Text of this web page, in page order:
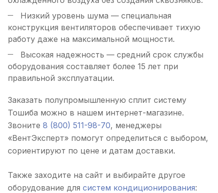
Низкий уровень шума — специальная
конструкция вентиляторов обеспечивает тихую
работу даже на максимальной мощности.
Высокая надежность — средний срок службы
оборудования составляет более 15 лет при
правильной эксплуатации.
Заказать полупромышленную сплит систему
Тошиба можно в нашем интернет-магазине.
Звоните 8 (800) 511-98-70, менеджеры
«ВентЭксперт» помогут определиться с выбором,
сориентируют по цене и датам доставки.
Также заходите на сайт и выбирайте другое
оборудование для систем кондиционирования: